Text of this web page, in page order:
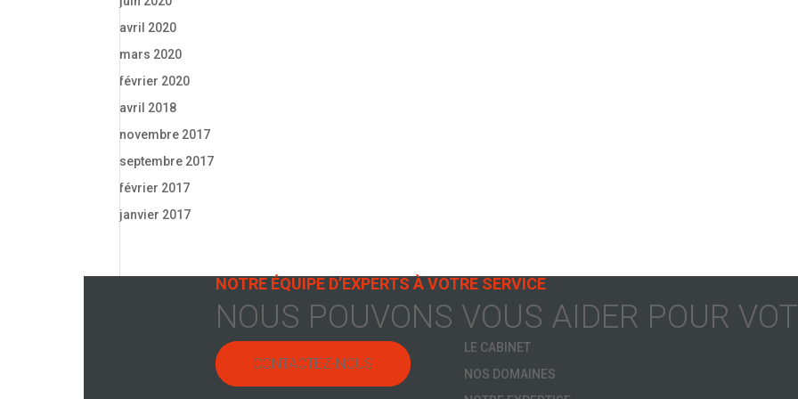
avril 2020
mars 2020
février 2020
avril 2018
novembre 2017
septembre 2017
février 2017
janvier 2017
NOTRE ÉQUIPE D’EXPERTS À VOTRE SERVICE
NOUS POUVONS VOUS AIDER POUR
CONTACTEZ-NOUS
LE CABINET
NOS DOMAINES